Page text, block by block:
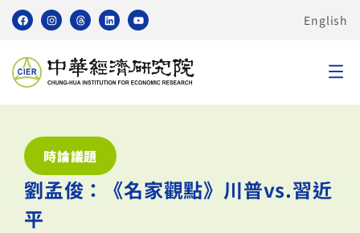
English
時論議題
劉孟俊：《名家觀點》川普vs.習近
平